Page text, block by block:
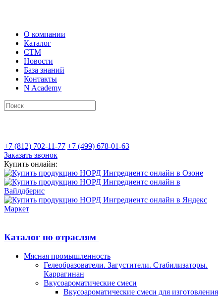
О компании
Каталог
СТМ
Новости
База знаний
Контакты
N Academy
+7 (812) 702-11-77 +7 (499) 678-01-63
Заказать звонок
Купить онлайн:
Каталог по отраслям
Мясная промышленность
Гелеобразователи. Загустители. Стабилизаторы.
Каррагинан
Вкусоароматические смеси
Вкусоароматические смеси для изготовления